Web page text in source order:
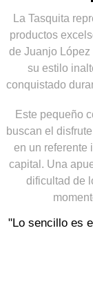
La Tasquita
productos
de Juanjo
su estilo
conquistado
Este pequeño
buscan el
en un
capital. Una
dificultad de
"Lo sencillo es